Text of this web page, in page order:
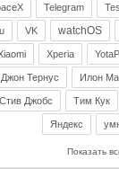
Telegram
VK watchOS
Xperia
Джон Тернус Илон
Джобс Тим Кук
Яндекс
Показать